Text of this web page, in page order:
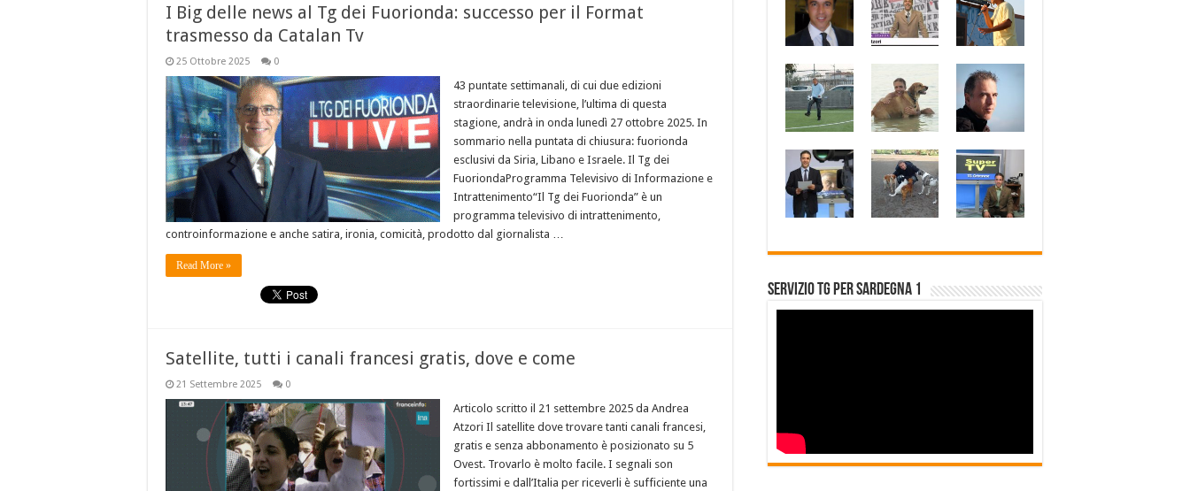
I Big delle news al Tg dei Fuorionda: successo per il Format
trasmesso da Catalan Tv
25 Ottobre 2025 0
43 puntate settimanali, di cui due edizioni
straordinarie televisione, l’ultima di questa
stagione, andrà in onda lunedì 27 ottobre 2025. In
sommario nella puntata di chiusura: fuorionda
esclusivi da Siria, Libano e Israele. Il Tg dei
FuoriondaProgramma Televisivo di Informazione e
Intrattenimento“Il Tg dei Fuorionda” è un
programma televisivo di intrattenimento,
controinformazione e anche satira, ironia, comicità, prodotto dal giornalista …
Read More »
Satellite, tutti i canali francesi gratis, dove e come
21 Settembre 2025 0
Articolo scritto il 21 settembre 2025 da Andrea
Atzori Il satellite dove trovare tanti canali francesi,
gratis e senza abbonamento è posizionato su 5
Ovest. Trovarlo è molto facile. I segnali son
fortissimi e dall’Italia per riceverli è sufficiente una
Servizio Tg per Sardegna 1